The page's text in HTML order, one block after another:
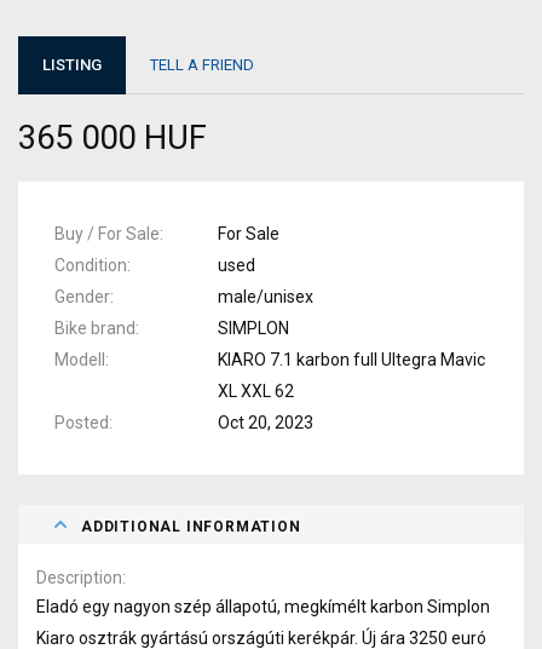
LISTING TELL A FRIEND
365 000 HUF
Buy / For Sale
For Sale
Condition
used
Gender
male/unisex
Bike brand
SIMPLON
Modell
KIARO 7.1 karbon full Ultegra Mavic
XL XXL 62
Posted
Oct 20, 2023
ADDITIONAL INFORMATION
Description
Eladó egy nagyon szép állapotú, megkímélt karbon Simplon
Kiaro osztrák gyártású országúti kerékpár. Új ára 3250 euró